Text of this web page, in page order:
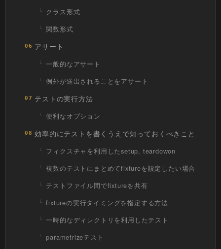
クラス形式
関数形式
06 アサート
一般的なアサート
例外が送出されることをアサート
07 テストの実行方法
便利なオプション
08 効率的にテストを書くうえで知っておくべきこと
フィクスチャを利用したsetup, teardowon
複数のテストにまとめてfixtureを設定したい場合
テストファイル間でfixtureを共有
fixtureの実行タイミングを指定する方法
一時的なディレクトリを利用したテスト
parametrizeテスト